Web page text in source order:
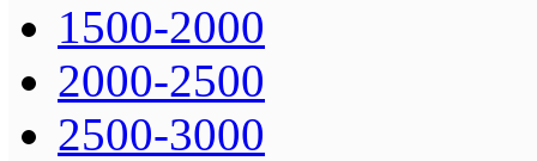
1500-2000
2000-2500
2500-3000